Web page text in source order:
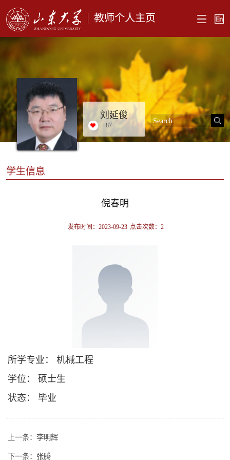
教师个人主页
刘延俊
+87
学生信息
倪春明
发布时间：2023-09-23 点击次数： 2
所学专业： 机械工程
学位： 硕士生
状态： 毕业
上一条： 李明辉
下一条： 张腾